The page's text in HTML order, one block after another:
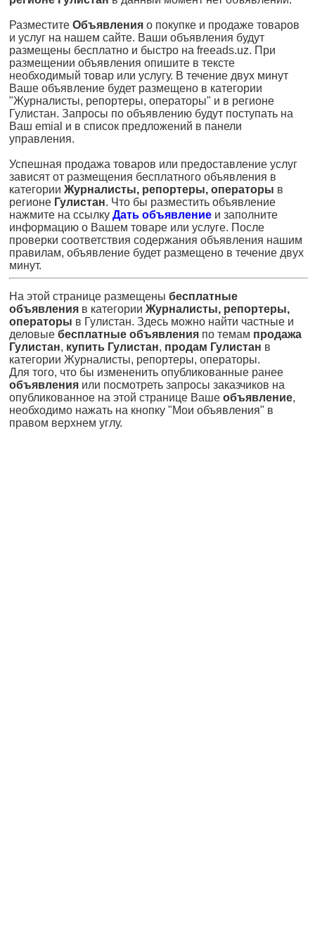
Разместите Объявления о покупке и продаже товаров
и услуг на нашем сайте. Ваши объявления будут
размещены бесплатно и быстро на freeads.uz. При
размещении объявления опишите в тексте
необходимый товар или услугу. В течение двух минут
Ваше объявление будет размещено в категории
"Журналисты, репортеры, операторы" и в регионе
Гулистан. Запросы по объявлению будут поступать на
Ваш emial и в список предложений в панели
управления.
Успешная продажа товаров или предоставление услуг
зависят от размещения бесплатного объявления в
категории Журналисты, репортеры, операторы в
регионе Гулистан. Что бы разместить объявление
нажмите на ссылку Дать объявление и заполните
информацию о Вашем товаре или услуге. После
проверки соответствия содержания объявления нашим
правилам, объявление будет размещено в течение двух
минут.
На этой странице размещены бесплатные
объявления в категории Журналисты, репортеры,
операторы в Гулистан. Здесь можно найти частные и
деловые бесплатные объявления по темам продажа
Гулистан, купить Гулистан, продам Гулистан в
категории Журналисты, репортеры, операторы.
Для того, что бы измененить опубликованные ранее
объявления или посмотреть запросы заказчиков на
опубликованное на этой странице Ваше объявление,
необходимо нажать на кнопку "Мои объявления" в
правом верхнем углу.